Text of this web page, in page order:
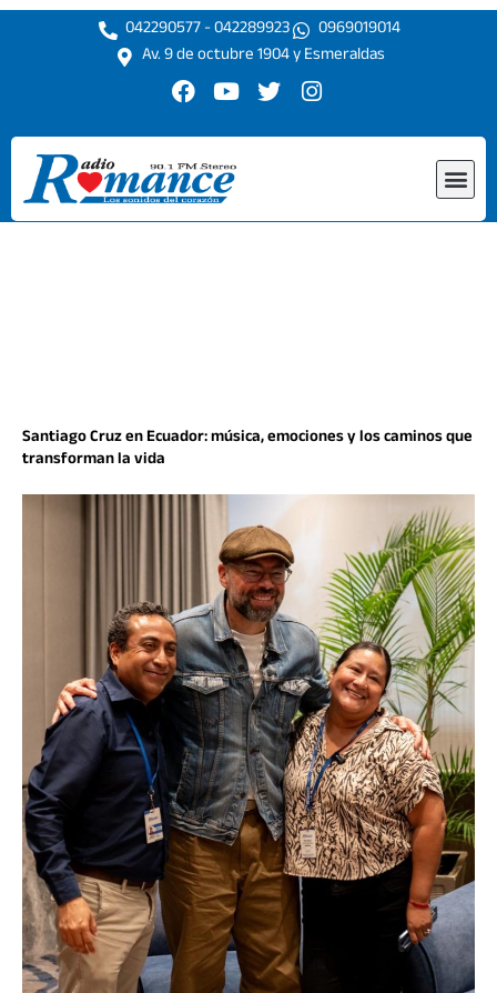
Ir
042290577 - 042289923
0969019014
Av. 9 de octubre 1904 y Esmeraldas
F
c
e
b
o
o
Y
u
t
u
b
e
T
i
r
I
s
r
Santiago Cruz en Ecuador: música, emociones y los caminos que
transforman la vida